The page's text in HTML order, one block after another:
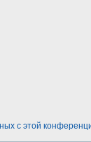
с этой